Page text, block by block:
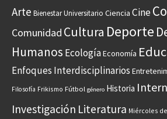
Arte Bienestar Universitario Ciencia Cine
Comunidad Cultura Deporte
Humanos EcologíaEconomía
Enfoques Interdisciplinarios
Filosofía Frikismo Fútbol género Historia
Investigación Literatura Miércoles